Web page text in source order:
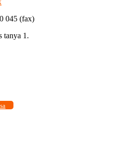
045 (fax)
tanya 1.